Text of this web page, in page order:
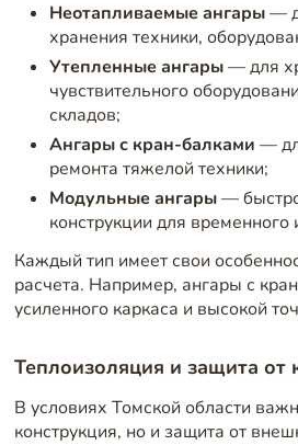
Неотапливаемые ангары—
хранения техники,
Утепленные ангары— для
чувствительного
складов;
Ангары с кран-балками —
ремонта тяжелой техники;
Модульные ангары—
конструкции для временного
Каждый тип имеет свои
расчета. Например, ангары с
усиленного каркаса и высокой
Теплоизоляция и защита от
В условиях Томской области
конструкция, но и защита от